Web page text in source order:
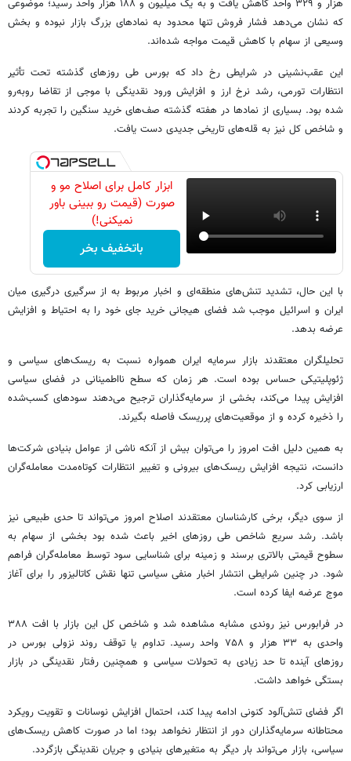
هزار و ۳۲۹ واحد کاهش یافت و به یک میلیون و ۱۸۸ هزار واحد رسید؛ موضوعی
که نشان می‌دهد فشار فروش تنها محدود به نمادهای بزرگ بازار نبوده و بخش
وسیعی از سهام با کاهش قیمت مواجه شده‌اند.
این عقب‌نشینی در شرایطی رخ داد که بورس طی روزهای گذشته تحت تأثیر
انتظارات تورمی، رشد نرخ ارز و افزایش ورود نقدینگی با موجی از تقاضا روبه‌رو
شده بود. بسیاری از نمادها در هفته گذشته صف‌های خرید سنگین را تجربه کردند
و شاخص کل نیز به قله‌های تاریخی جدیدی دست یافت.
ابزار کامل برای اصلاح مو و
صورت (قیمت رو ببینی باور
نمیکنی!)
باتخفیف بخر
با این حال، تشدید تنش‌های منطقه‌ای و اخبار مربوط به از سرگیری درگیری میان
ایران و اسرائیل موجب شد فضای هیجانی خرید جای خود را به احتیاط و افزایش
عرضه بدهد.
تحلیلگران معتقدند بازار سرمایه ایران همواره نسبت به ریسک‌های سیاسی و
ژئوپلیتیکی حساس بوده است. هر زمان که سطح نااطمینانی در فضای سیاسی
افزایش پیدا می‌کند، بخشی از سرمایه‌گذاران ترجیح می‌دهند سودهای کسب‌شده
را ذخیره کرده و از موقعیت‌های پرریسک فاصله بگیرند.
به همین دلیل افت امروز را می‌توان بیش از آنکه ناشی از عوامل بنیادی شرکت‌ها
دانست، نتیجه افزایش ریسک‌های بیرونی و تغییر انتظارات کوتاه‌مدت معامله‌گران
ارزیابی کرد.
از سوی دیگر، برخی کارشناسان معتقدند اصلاح امروز می‌تواند تا حدی طبیعی نیز
باشد. رشد سریع شاخص طی روزهای اخیر باعث شده بود بخشی از سهام به
سطوح قیمتی بالاتری برسند و زمینه برای شناسایی سود توسط معامله‌گران فراهم
شود. در چنین شرایطی انتشار اخبار منفی سیاسی تنها نقش کاتالیزور را برای آغاز
موج عرضه ایفا کرده است.
در فرابورس نیز روندی مشابه مشاهده شد و شاخص کل این بازار با افت ۳۸۸
واحدی به ۳۳ هزار و ۷۵۸ واحد رسید. تداوم یا توقف روند نزولی بورس در
روزهای آینده تا حد زیادی به تحولات سیاسی و همچنین رفتار نقدینگی در بازار
بستگی خواهد داشت.
اگر فضای تنش‌آلود کنونی ادامه پیدا کند، احتمال افزایش نوسانات و تقویت رویکرد
محتاطانه سرمایه‌گذاران دور از انتظار نخواهد بود؛ اما در صورت کاهش ریسک‌های
سیاسی، بازار می‌تواند بار دیگر به متغیرهای بنیادی و جریان نقدینگی بازگردد.